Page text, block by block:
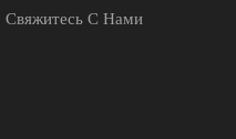
Свяжитесь С Нами